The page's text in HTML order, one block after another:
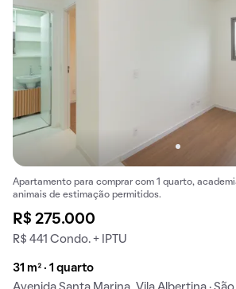
Apartamento para comprar com 1 quarto,
animais de estimação permitidos.
R$ 275.000
R$ 441 Condo. + IPTU
31 m² · 1 quarto